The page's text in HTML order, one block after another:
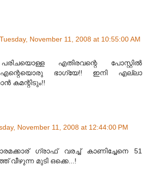
Tuesday, November 11, 2008 at 10:55:00 AM
എതിരവന്റെ പോസ്റ്റില്‍
എന്റെയൊരു ഭാഗ്യേ!! ഇനി എല്ലാ
കമന്റിടും!!
November 11, 2008 at 12:44:00 PM
ഗ്രാഫ് വരച്ച് കാ‍ണിച്ചേനെ 51
വീഴുന്ന മുടി ഒക്കെ...!